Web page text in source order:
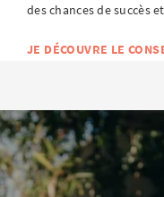
des chances de succès
JE DÉCOUVRE LE